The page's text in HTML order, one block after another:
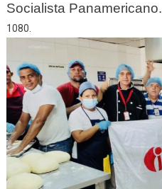
Socialista Panamericano.
1080.